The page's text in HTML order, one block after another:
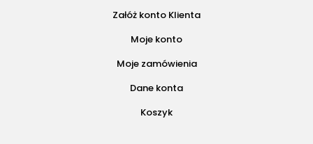
Załóż konto Klienta
Moje konto
Moje zamówienia
Dane konta
Koszyk